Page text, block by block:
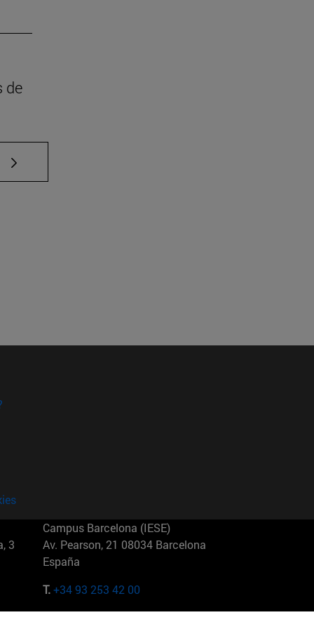
de
TAB para desplazarse.
3
Campus Barcelona (IESE)
Av. Pearson, 21 08034 Barcelona
España
T.+34 93 253 42 00